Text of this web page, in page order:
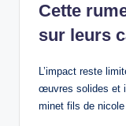
Cette
sur leurs
L’impact reste
œuvres solides et
minet fils de